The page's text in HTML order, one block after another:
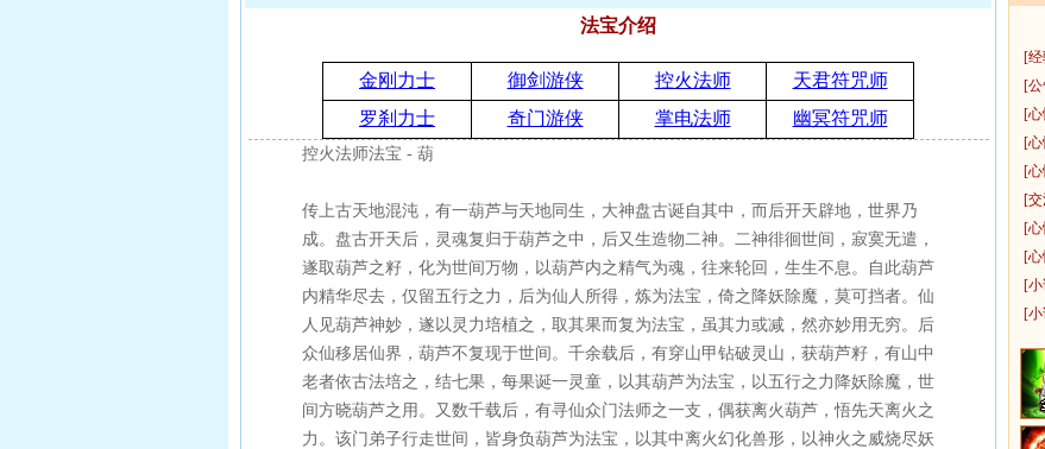
法宝介绍
金刚力士 御剑游侠 控火法师
天君符咒师
罗刹力士
奇门游侠 掌电法师 幽冥符咒师
控火法师法宝 - 葫
传上古天地混沌，有一葫芦与天地同生，大神盘古诞自其中，而后开天辟地，世界乃
成。盘古开天后，灵魂复归于葫芦之中，后又生造物二神。二神徘徊世间，寂寞无遣，
遂取葫芦之籽，化为世间万物，以葫芦内之精气为魂，往来轮回，生生不息。自此葫芦
内精华尽去，仅留五行之力，后为仙人所得，炼为法宝，倚之降妖除魔，莫可挡者。仙
人见葫芦神妙，遂以灵力培植之，取其果而复为法宝，虽其力或减，然亦妙用无穷。后
众仙移居仙界，葫芦不复现于世间。千余载后，有穿山甲钻破灵山，获葫芦籽，有山中
老者依古法培之，结七果，每果诞一灵童，以其葫芦为法宝，以五行之力降妖除魔，世
间方晓葫芦之用。又数千载后，有寻仙众门法师之一支，偶获离火葫芦，悟先天离火之
力。该门弟子行走世间，皆身负葫芦为法宝，以其中离火幻化兽形，以神火之威烧尽妖
[
[
[
[
[
[
[
[
[
[